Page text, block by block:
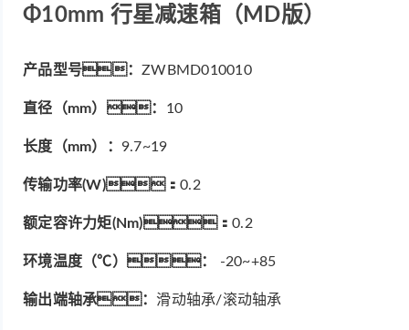
Φ10mm 行星减速箱（MD版）
产品型号：ZWBMD010010
直径（mm）： 10
长度（mm）： 9.7~19
传输功率(W)：0.2
额定容许力矩(Nm)：0.2
环境温度（℃）： -20~+85
输出端轴承： 滑动轴承/滚动轴承